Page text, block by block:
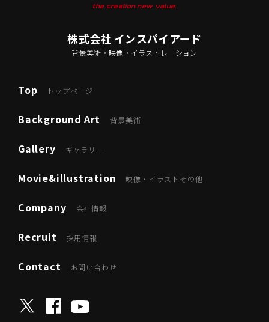
the creation new value.
株式会社 インスパイアード
背景美術・映像・イラストレーション
Top トップページ
Background Art 背景美術
Gallery ギャラリー
Movie&illustration 映像・イラストその他
Company 会社情報
Recruit 採用情報
Contact お問い合わせ